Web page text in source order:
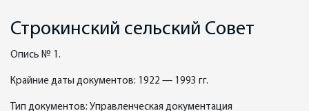
Строкинский сельский Совет
Опись № 1.
Крайние даты документов: 1922 — 1993 гг.
Тип документов: Управленческая документация